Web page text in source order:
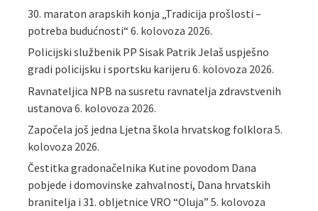
30. maraton arapskih konja „Tradicija prošlosti –
potreba budućnosti“ 6. kolovoza 2026.
Policijski službenik PP Sisak Patrik Jelaš uspješno
gradi policijsku i sportsku karijeru 6. kolovoza 2026.
Ravnateljica NPB na susretu ravnatelja zdravstvenih
ustanova 6. kolovoza 2026.
Započela još jedna Ljetna škola hrvatskog folklora 5.
kolovoza 2026.
Čestitka gradonačelnika Kutine povodom Dana
pobjede i domovinske zahvalnosti, Dana hrvatskih
branitelja i 31. obljetnice VRO “Oluja” 5. kolovoza